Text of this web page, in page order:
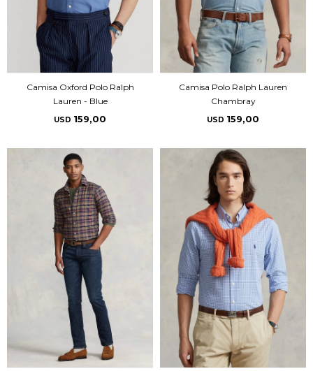
Camisa Oxford Polo Ralph
Lauren - Blue
USD 159,00
Camisa Polo Ralph Lauren
Chambray
USD 159,00